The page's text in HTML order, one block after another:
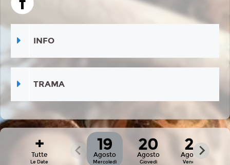
+
Tutte
Le Date
19
Agosto
Mercoledì
20
Agosto
Giovedì
21
Agosto
Venerdì
INFO
TRAMA